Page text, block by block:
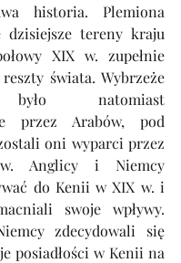
historia. Plemiona
dzisiejsze tereny kraju
XIX w. zupełnie
świata. Wybrzeże
natomiast
przez Arabów, pod
oni wyparci przez
Anglicy i Niemcy
do Kenii w XIX w. i
swoje wpływy.
zdecydowali się
posiadłości w Kenii na